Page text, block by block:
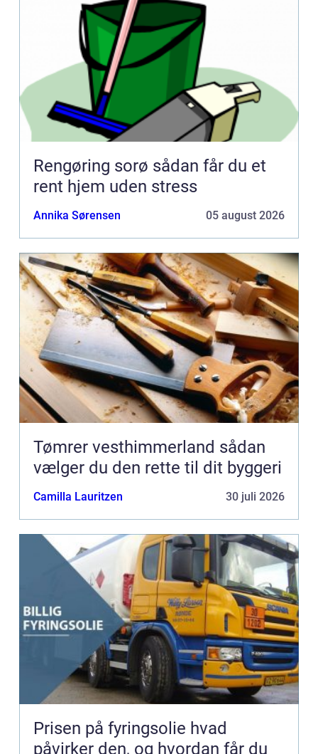
Rengøring sorø sådan får du et
rent hjem uden stress
Annika Sørensen 05 august 2026
Tømrer vesthimmerland sådan
vælger du den rette til dit byggeri
Camilla Lauritzen 30 juli 2026
Prisen på fyringsolie hvad
påvirker den, og hvordan får du